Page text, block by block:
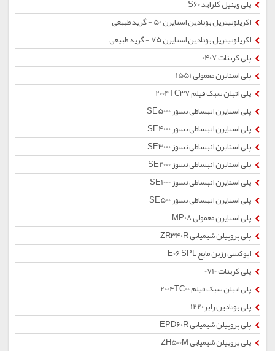
پلی وینیل کلراید S60
اکریلونیتریل بوتادین استایرن 50 - گرید طبیعی
اکریلونیتریل بوتادین استایرن 75 - گرید طبیعی
پلی کربنات 0407
پلی استایرن معمولی 1551
پلی اتیلن سبک فیلم 2004TC37
پلی استایرن انبساطی نسوز SE5000
پلی استایرن انبساطی نسوز SE4000
پلی استایرن انبساطی نسوز SE3000
پلی استایرن انبساطی نسوز SE2000
پلی استایرن انبساطی نسوز SE1000
پلی استایرن انبساطی نسوز SE500
پلی استایرن معمولی MP08
پلی پروپیلن شیمیایی ZR340R
اپوکسی رزین مایع E06 SPL
پلی کربنات 0710
پلی اتیلن سبک فیلم 2004TC00
پلی بوتادین رابر1220
پلی پروپیلن شیمیایی EPD60R
پلی پروپیلن شیمیایی ZH500M